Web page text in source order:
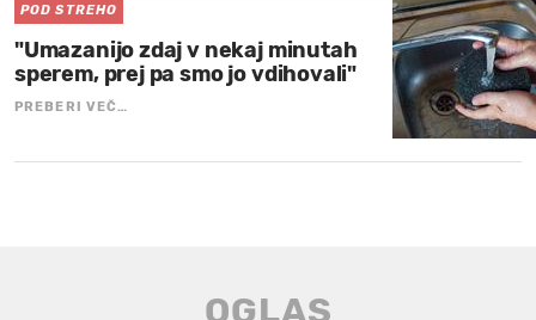
POD STREHO
"Umazanijo zdaj v nekaj minutah
sperem, prej pa smo jo vdihovali"
PREBERI VEČ…